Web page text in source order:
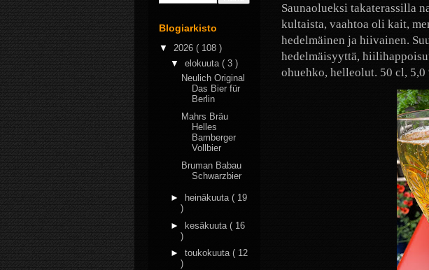
Saunaolueksi takaterassilla
kultaista, vaahtoa oli kait,
hedelmäinen ja hiivainen.
hedelmäisyyttä,
ohuehko, helleolut. 50 cl, 5,0
Blogiarkisto
▼ 2026 ( 108 )
▼ elokuuta ( 3 )
Neulich Original
Das Bier für
Berlin
Mahrs Bräu
Helles
Bamberger
Vollbier
Bruman Babau
Schwarzbier
► heinäkuuta ( 19
)
► kesäkuuta ( 16
)
► toukokuuta ( 12
)